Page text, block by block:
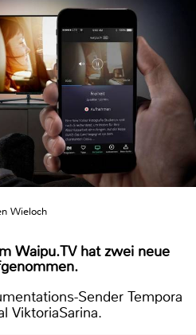
Wieloch
Waipu.TV hat zwei neue
Sender Tempora
ViktoriaSarina.